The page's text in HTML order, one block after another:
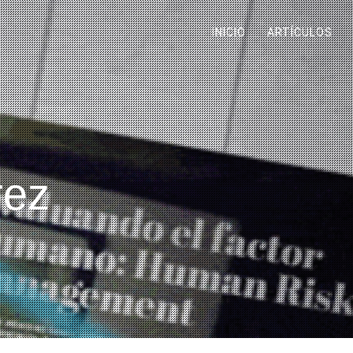
INICIO ARTÍCULOS